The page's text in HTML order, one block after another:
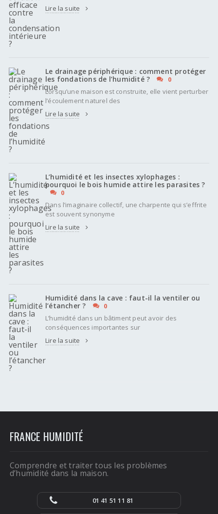
Lire la suite
Le drainage périphérique : comment protéger
les fondations de l’humidité ?
0
Lorsqu’une maison est construite, elle vient perturber
l’écoulement naturel des
Lire la suite
L’humidité et les insectes xylophages :
pourquoi le bois humide attire les parasites ?
0
Dans l’imaginaire collectif, une charpente qui s’effrite
est souvent synonyme
Lire la suite
Humidité dans la cave : faut-il la ventiler ou
l’étancher ?
0
L’humidité dans un bâtiment peut avoir des
conséquences importantes sur
Lire la suite
FRANCE HUMIDITÉ
Comprendre et traiter tous les problèmes
d’humidité dans la maison.
01 41 51 11 81